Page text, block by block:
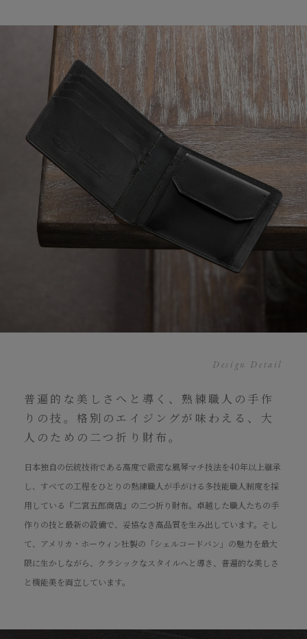
Design Detail
普遍的な美しさへと導く、熟練職人の手作
りの技。格別のエイジングが味わえる、大
人のための二つ折り財布。
日本独自の伝統技術である高度で緻密な風琴マチ技法を40年以上継承
し、すべての工程をひとりの熟練職人が手がける多技能職人制度を採
用している『二宮五郎商店』の二つ折り財布。卓越した職人たちの手
作りの技と最新の設備で、妥協なき高品質を生み出しています。そし
て、アメリカ・ホーウィン社製の「シェルコードバン」の魅力を最大
限に生かしながら、クラシックなスタイルへと導き、普遍的な美しさ
と機能美を両立しています。